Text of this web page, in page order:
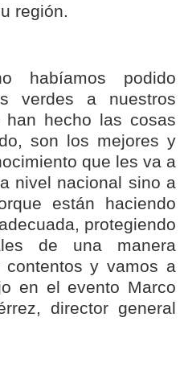
región.
habíamos podido
verdes a nuestros
han hecho las cosas
son los mejores y
que les va a
nivel nacional sino a
están haciendo
protegiendo
de una manera
contentos y vamos a
en el evento Marco
director general